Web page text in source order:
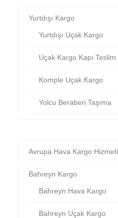
Yurtdışı Kargo
Yurtdışı Uçak Kargo
Uçak Kargo Kapı Teslim
Komple Uçak Kargo
Yolcu Beraberi Taşıma
Avrupa Hava Kargo Hizmeti
Bahreyn Kargo
Bahreyn Hava Kargo
Bahreyn Uçak Kargo